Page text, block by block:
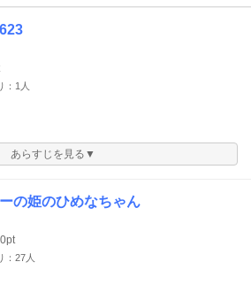
：1人
あらすじを見る▼
の姫のひめなちゃん
：27人